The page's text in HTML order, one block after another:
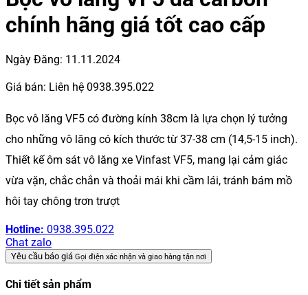
chính hãng giá tốt cao cấp
Ngày Đăng: 11.11.2024
Giá bán: Liên hệ 0938.395.022
Bọc vô lăng VF5 có đường kính 38cm là lựa chọn lý tưởng
cho những vô lăng có kích thước từ 37-38 cm (14,5-15 inch).
Thiết kế ôm sát vô lăng xe Vinfast VF5, mang lại cảm giác
vừa vặn, chắc chắn và thoải mái khi cầm lái, tránh bám mồ
hôi tay chông trơn trượt
Hotline: 0938.395.022
Chat zalo
Yêu cầu báo giá Gọi điện xác nhận và giao hàng tận nơi
Chi tiết sản phẩm